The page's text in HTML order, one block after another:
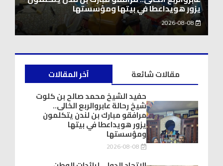
المجتمعية
2026-08-06
آخر المقالات
مقالات شائعة
حفيد الشيخ محمد صالح بن كلوت
شيخ رحالة عابروالربع الخالى..
مرافقو مبارك بن لندن يتكلمون
يزور هويداعطا في بيتها
ومؤسستها
2026-08-08